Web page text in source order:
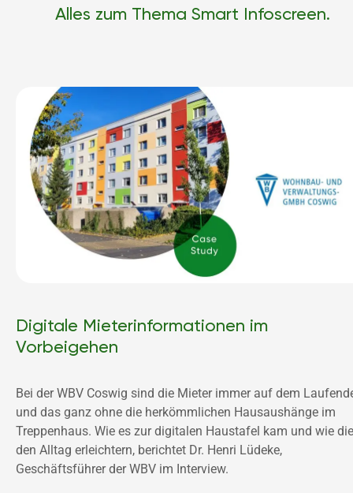
Alles zum Thema Smart Infoscreen.
Digitale Mieterinformationen im
Vorbeigehen
Bei der WBV Coswig sind die Mieter immer auf dem
und das ganz ohne die herkömmlichen Hausaushänge im
Treppenhaus. Wie es zur digitalen Haustafel kam und wie
den Alltag erleichtern, berichtet Dr. Henri Lüdeke,
Geschäftsführer der WBV im Interview.